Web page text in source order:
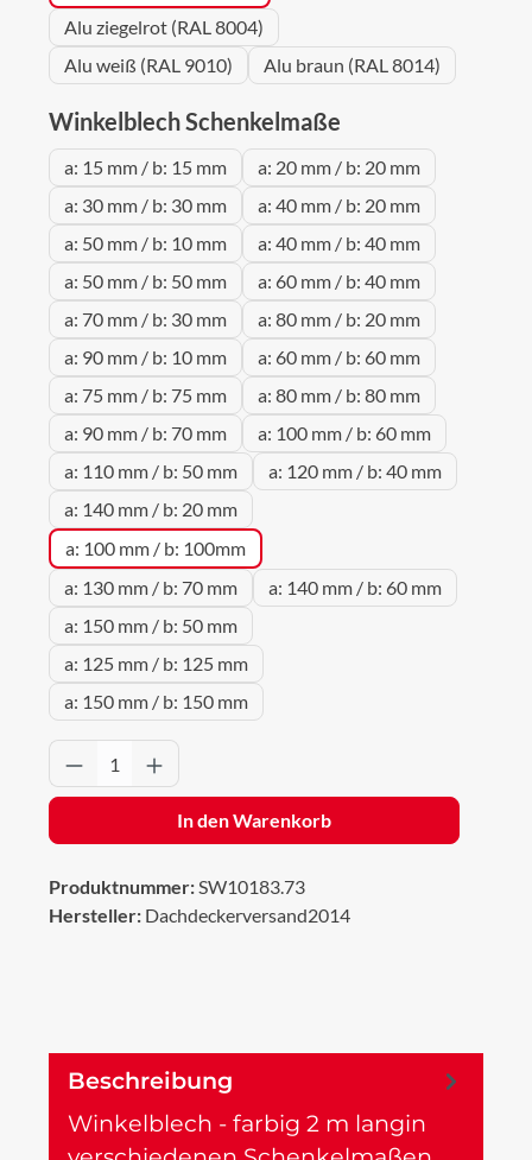
Alu ziegelrot (RAL 8004)
Alu weiß (RAL 9010)
Alu braun (RAL 8014)
Winkelblech Schenkelmaße
a: 15 mm / b: 15 mm
a: 20 mm / b: 20 mm
a: 30 mm / b: 30 mm
a: 40 mm / b: 20 mm
a: 50 mm / b: 10 mm
a: 40 mm / b: 40 mm
a: 50 mm / b: 50 mm
a: 60 mm / b: 40 mm
a: 70 mm / b: 30 mm
a: 80 mm / b: 20 mm
a: 90 mm / b: 10 mm
a: 60 mm / b: 60 mm
a: 75 mm / b: 75 mm
a: 80 mm / b: 80 mm
a: 90 mm / b: 70 mm
a: 100 mm / b: 60 mm
a: 110 mm / b: 50 mm
a: 120 mm / b: 40 mm
a: 140 mm / b: 20 mm
a: 100 mm / b: 100mm
a: 130 mm / b: 70 mm
a: 140 mm / b: 60 mm
a: 150 mm / b: 50 mm
a: 125 mm / b: 125 mm
a: 150 mm / b: 150 mm
Produkt Anzahl: Gib den gewünschten
In den Warenkorb
Produktnummer:SW10183.73
Hersteller: Dachdeckerversand2014
Beschreibung
Winkelblech - farbig 2 m langin